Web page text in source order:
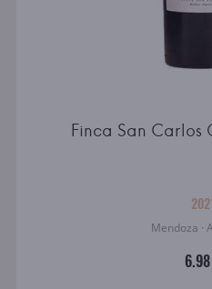
Finca San
Mendoza ·